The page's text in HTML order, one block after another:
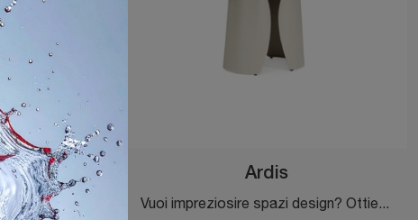
Vuoi valorizzare spazi design? Ottieni informazioni sui tavoli design fissi: il modello da pranzo Rawling ti aspetta.
Ardis
Vuoi impreziosire spazi design? Ottieni informazioni sui tavoli design allungabili: il modello da pranzo Ardis ti sta aspettando.